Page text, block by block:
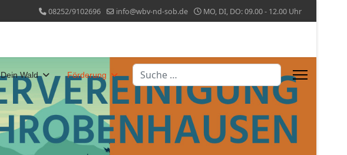
08252/9102696 info@wbv-nd-sob.de MO, DI, DO: 09.00 - 12.00 Uhr
Dein Wald Förderung Suchen